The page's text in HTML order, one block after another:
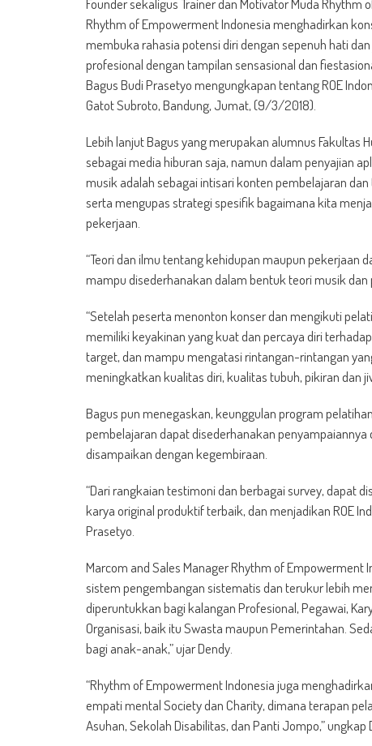
Founder sekaligus Trainer dan Motivator Muda
Rhythm of Empowerment Indonesia menghadirkan
membuka rahasia potensi diri dengan sepenuh hati
profesional dengan tampilan sensasional dan
Bagus Budi Prasetyo mengungkapan tentang ROE
Gatot Subroto, Bandung, Jumat, (9/3/2018).
Lebih lanjut Bagus yang merupakan alumnus Fakultas
sebagai media hiburan saja, namun dalam penyajian
musik adalah sebagai intisari konten pembelajaran
serta mengupas strategi spesifik bagaimana kita
pekerjaan.
“Teori dan ilmu tentang kehidupan maupun pekerjaan
mampu disederhanakan dalam bentuk teori musik dan
“Setelah peserta menonton konser dan mengikuti
memiliki keyakinan yang kuat dan percaya diri
target, dan mampu mengatasi rintangan-rintangan
meningkatkan kualitas diri, kualitas tubuh, pikiran dan
Bagus pun menegaskan, keunggulan program
pembelajaran dapat disederhanakan
disampaikan dengan kegembiraan.
“Dari rangkaian testimoni dan berbagai survey, dapat
karya original produktif terbaik, dan menjadikan ROE
Prasetyo.
Marcom and Sales Manager Rhythm of Empowerment
sistem pengembangan sistematis dan terukur lebih
diperuntukkan bagi kalangan Profesional, Pegawai,
Organisasi, baik itu Swasta maupun Pemerintahan.
bagi anak-anak,” ujar Dendy.
“Rhythm of Empowerment Indonesia juga
empati mental Society dan Charity, dimana terapan
Asuhan, Sekolah Disabilitas, dan Panti Jompo,” ungkap